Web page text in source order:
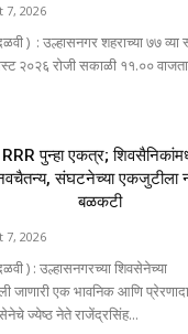
7, 2026
) : उल्हासनगर शहराच्या ७७ व्या
२०२६ रोजी सकाळी ११.०० वाजता
RRR पुन्हा एकत्र;
संघटनेच्या एकजुटीला
बळकटी
7, 2026
) : उल्हासनगरच्या शिवसेनेच्या
जाणारी एक भावनिक आणि
ज्येष्ठ नेते राजेंद्रसिंह...